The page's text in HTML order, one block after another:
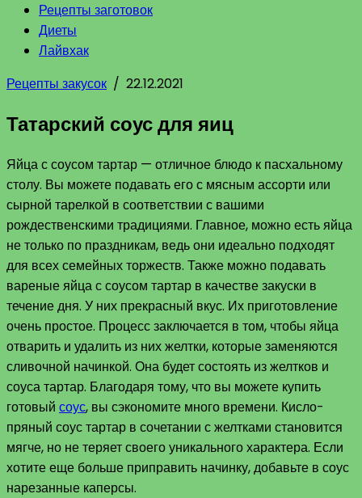
Рецепты заготовок
Диеты
Лайвхак
Рецепты закусок / 22.12.2021
Татарский соус для яиц
Яйца с соусом тартар — отличное блюдо к пасхальному
столу. Вы можете подавать его с мясным ассорти или
сырной тарелкой в ​​соответствии с вашими
рождественскими традициями. Главное, можно есть яйца
не только по праздникам, ведь они идеально подходят
для всех семейных торжеств. Также можно подавать
вареные яйца с соусом тартар в качестве закуски в
течение дня. У них прекрасный вкус. Их приготовление
очень простое. Процесс заключается в том, чтобы яйца
отварить и удалить из них желтки, которые заменяются
сливочной начинкой. Она будет состоять из желтков и
соуса тартар. Благодаря тому, что вы можете купить
готовый соус, вы сэкономите много времени. Кисло-
пряный соус тартар в сочетании с желтками становится
мягче, но не теряет своего уникального характера. Если
хотите еще больше приправить начинку, добавьте в соус
нарезанные каперсы.